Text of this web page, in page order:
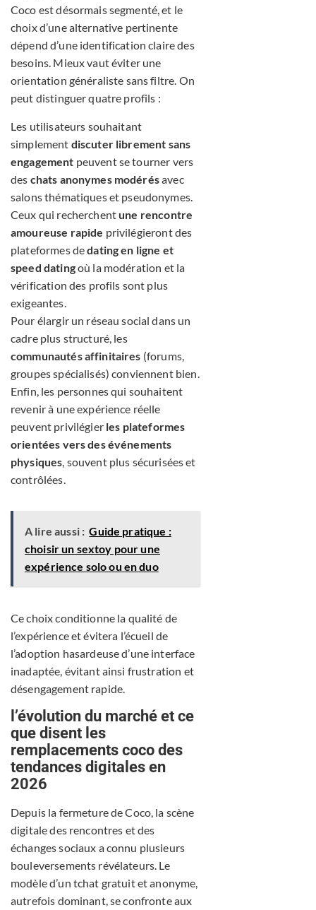
Coco est désormais segmenté, et le
choix d’une alternative pertinente
dépend d’une identification claire des
besoins. Mieux vaut éviter une
orientation généraliste sans filtre. On
peut distinguer quatre profils :
Les utilisateurs souhaitant
simplement discuter librement sans
engagement peuvent se tourner vers
des chats anonymes modérésavec
salons thématiques et pseudonymes.
Ceux qui recherchent une rencontre
amoureuse rapide privilégieront des
plateformes dedating en ligne et
speed datingoù la modération et la
vérification des profils sont plus
exigeantes.
Pour élargir un réseau social dans un
cadre plus structuré, les
communautés affinitaires (forums,
groupes spécialisés) conviennent bien.
Enfin, les personnes qui souhaitent
revenir à une expérience réelle
peuvent privilégier les plateformes
orientées vers des événements
physiques , souvent plus sécurisées et
contrôlées.
A lire aussi : Guide pratique :
choisir un sextoy pour une
expérience solo ou en duo
Ce choix conditionne la qualité de
l’expérience et évitera l’écueil de
l’adoption hasardeuse d’une interface
inadaptée, évitant ainsi frustration et
désengagement rapide.
l’évolution du marché et ce
que disent les
remplacements coco des
tendances digitales en
2026
Depuis la fermeture de Coco, la scène
digitale des rencontres et des
échanges sociaux a connu plusieurs
bouleversements révélateurs. Le
modèle d’un tchat gratuit et anonyme,
autrefois dominant, se confronte aux